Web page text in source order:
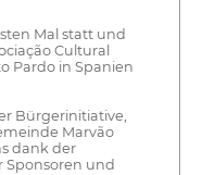
Mal statt und
Cultural
Pardo in Spanien
Bürgerinitiative,
Marvão
dank der
Sponsoren und